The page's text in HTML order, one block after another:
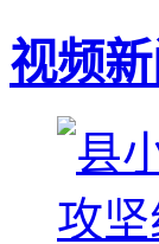
视频新